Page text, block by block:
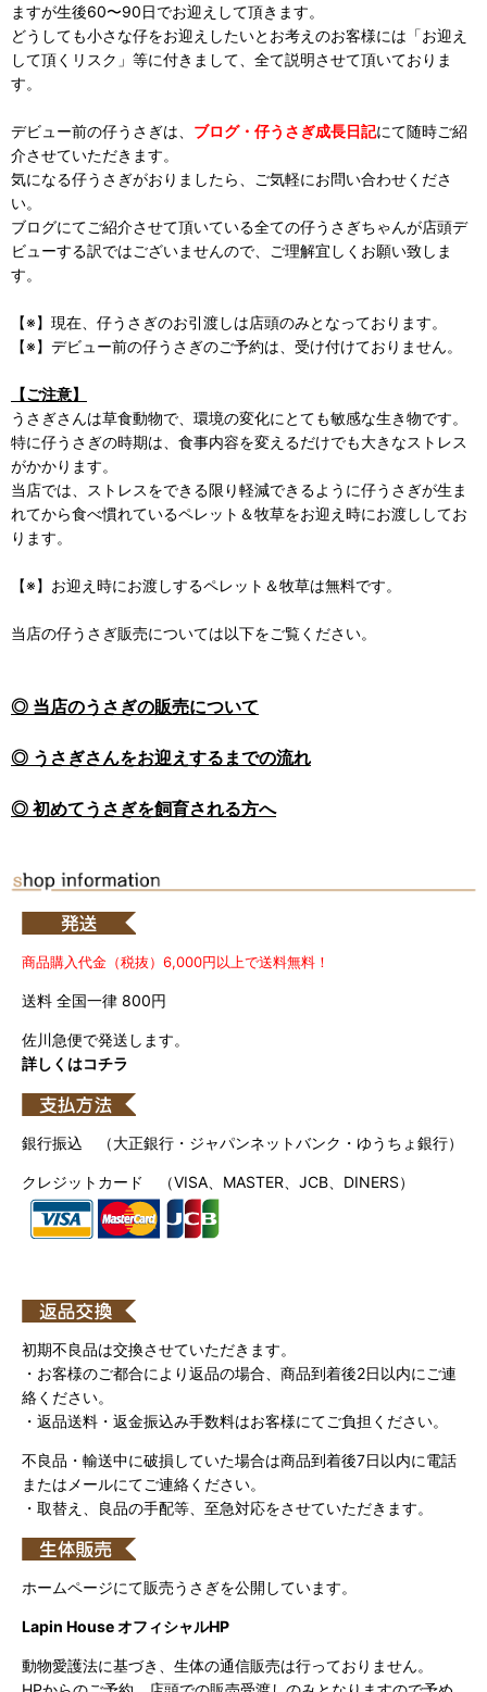
ますが生後60〜90日でお迎えして頂きます。
どうしても小さな仔をお迎えしたいとお考えのお客様には「お迎え
して頂くリスク」等に付きまして、全て説明させて頂いておりま
す。
デビュー前の仔うさぎは、 ブログ・仔うさぎ成長日記にて随時ご紹
介させていただきます。
気になる仔うさぎがおりましたら、ご気軽にお問い合わせくださ
い。
ブログにてご紹介させて頂いている全ての仔うさぎちゃんが店頭デ
ビューする訳ではございませんので、ご理解宜しくお願い致しま
す。
【※】現在、仔うさぎのお引渡しは店頭のみとなっております。
【※】デビュー前の仔うさぎのご予約は、受け付けておりません。
【ご注意】
うさぎさんは草食動物で、環境の変化にとても敏感な生き物です。
特に仔うさぎの時期は、食事内容を変えるだけでも大きなストレス
がかかります。
当店では、ストレスをできる限り軽減できるように仔うさぎが生ま
れてから食べ慣れているペレット＆牧草をお迎え時にお渡ししてお
ります。
【※】お迎え時にお渡しするペレット＆牧草は無料です。
当店の仔うさぎ販売については以下をご覧ください。
◎ 当店のうさぎの販売について
◎ うさぎさんをお迎えするまでの流れ
◎ 初めてうさぎを飼育される方へ
商品購入代金（税抜）6,000円以上で送料無料！
送料 全国一律 800円
佐川急便で発送します。
詳しくはコチラ
銀行振込 （大正銀行・ジャパンネットバンク・ゆうちょ銀行）
クレジットカード （VISA、MASTER、JCB、DINERS）
初期不良品は交換させていただきます。
・お客様のご都合により返品の場合、商品到着後2日以内にご連
絡ください。
・返品送料・返金振込み手数料はお客様にてご負担ください。
不良品・輸送中に破損していた場合は商品到着後7日以内に電話
またはメールにてご連絡ください。
・取替え、良品の手配等、至急対応をさせていただきます。
ホームページにて販売うさぎを公開しています。
Lapin House オフィシャルHP
動物愛護法に基づき、生体の通信販売は行っておりません。